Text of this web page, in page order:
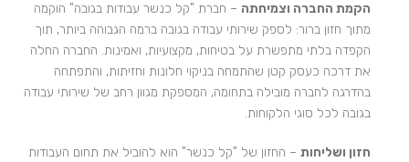
הקמת החברה וצמיחתה – חברת "קל כנשר עבודות בגובה" הוקמה
מתוך חזון ברור: לספק שירותי עבודה בגובה ברמה הגבוהה ביותר, תוך
הקפדה בלתי מתפשרת על בטיחות, מקצועיות, ואמינות. החברה החלה
את דרכה כעסק קטן שהתמחה בניקוי חלונות וחזיתות, והתפתחה
בהדרגה לחברה מובילה בתחומה, המספקת מגוון רחב של שירותי עבודה
בגובה לכל סוגי הלקוחות.
חזון ושליחות – החזון של "קל כנשר" הוא להוביל את תחום העבודות